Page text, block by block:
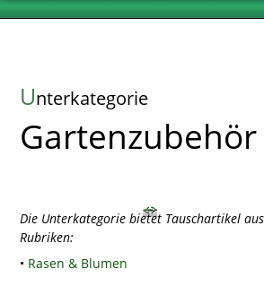
Unterkategorie
Gartenzubehör
Die Unterkategorie bietet Tauschartikel
Rubriken:
• Rasen & Blumen